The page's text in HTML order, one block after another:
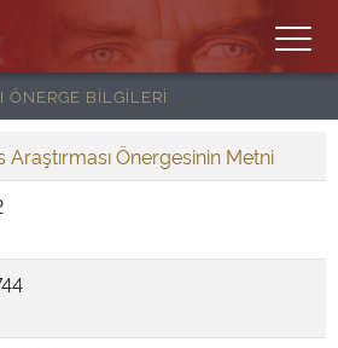
ÖNERGE BİLGİLERİ
Araştırması Önergesinin Metni